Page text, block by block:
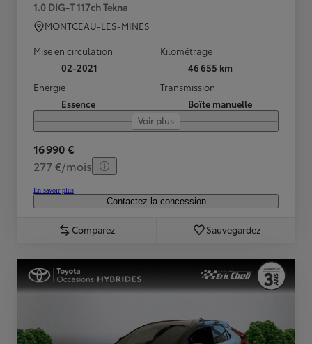
1.0 DIG-T 117ch Tekna
MONTCEAU-LES-MINES
Mise en circulation
02-2021
Kilométrage
46 655 km
Energie
Essence
Transmission
Boîte manuelle
Voir plus
16 990 €
277 €/mois
En savoir plus
Contactez la concession
Comparez Sauvegardez